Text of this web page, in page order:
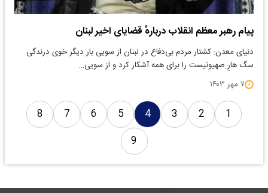
پیام رهبر معظم انقلاب دربارهٔ قضایای اخیر لبنان
دنیای معدن: کشتار مردم بی‌دفاع در لبنان از سویی بار دیگر خوی درندگی
سگ هارِ ِصهیونیست را برای همه آشکار کرد و از سویی…
۷ مهر ۱۴۰۳
1
2
3
4
5
6
7
8
9